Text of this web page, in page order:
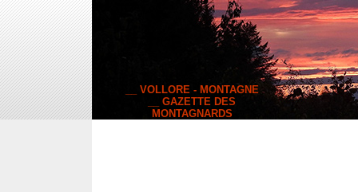
__ VOLLORE - MONTAGNE
__ GAZETTE DES
MONTAGNARDS